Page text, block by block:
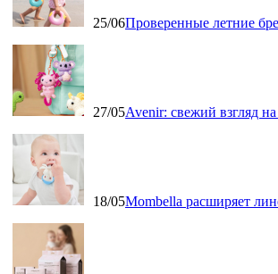
25/06Проверенные летние
27/05Avenir: свежий взгляд на
18/05Mombella расширяет